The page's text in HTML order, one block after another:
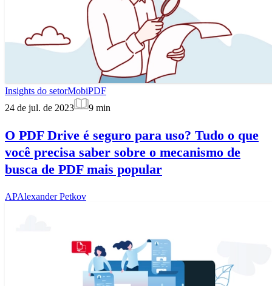
Insights do setorMobiPDF
24 de jul. de 2023
9 min
O PDF Drive é seguro para uso? Tudo o que
você precisa saber sobre o mecanismo de
busca de PDF mais popular
APAlexander Petkov